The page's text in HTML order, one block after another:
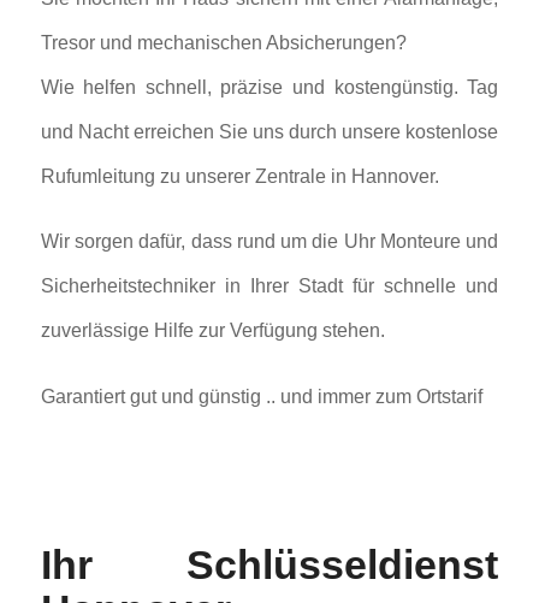
Tresor und mechanischen Absicherungen?
Wie helfen schnell, präzise und kostengünstig. Tag
und Nacht erreichen Sie uns durch unsere kostenlose
Rufumleitung zu unserer Zentrale in Hannover.
Wir sorgen dafür, dass rund um die Uhr Monteure und
Sicherheitstechniker in Ihrer Stadt für schnelle und
zuverlässige Hilfe zur Verfügung stehen.
Garantiert gut und günstig .. und immer zum Ortstarif
Ihr Schlüsseldienst